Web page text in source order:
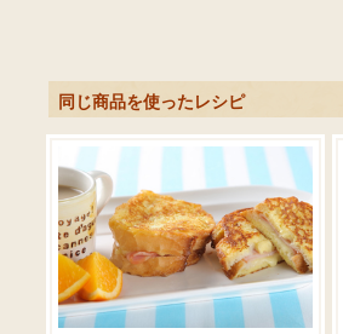
同じ商品を使ったレシピ